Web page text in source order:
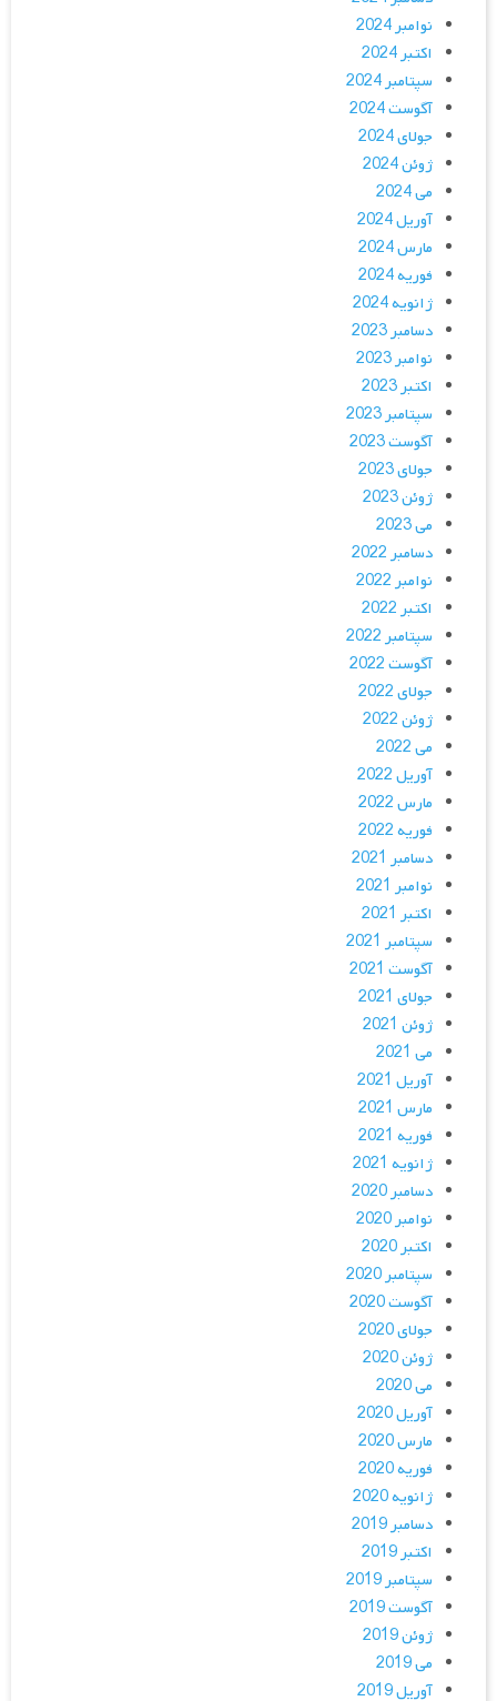
نوامبر 2024
اکتبر 2024
سپتامبر 2024
آگوست 2024
جولای 2024
ژوئن 2024
می 2024
آوریل 2024
مارس 2024
فوریه 2024
ژانویه 2024
دسامبر 2023
نوامبر 2023
اکتبر 2023
سپتامبر 2023
آگوست 2023
جولای 2023
ژوئن 2023
می 2023
دسامبر 2022
نوامبر 2022
اکتبر 2022
سپتامبر 2022
آگوست 2022
جولای 2022
ژوئن 2022
می 2022
آوریل 2022
مارس 2022
فوریه 2022
دسامبر 2021
نوامبر 2021
اکتبر 2021
سپتامبر 2021
آگوست 2021
جولای 2021
ژوئن 2021
می 2021
آوریل 2021
مارس 2021
فوریه 2021
ژانویه 2021
دسامبر 2020
نوامبر 2020
اکتبر 2020
سپتامبر 2020
آگوست 2020
جولای 2020
ژوئن 2020
می 2020
آوریل 2020
مارس 2020
فوریه 2020
ژانویه 2020
دسامبر 2019
اکتبر 2019
سپتامبر 2019
آگوست 2019
ژوئن 2019
می 2019
آوریل 2019